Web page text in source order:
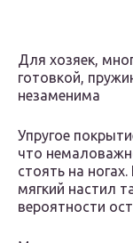
Для хозяек,
готовкой,
незаменима
Упругое
что
стоять на
мягкий настил
вероятности